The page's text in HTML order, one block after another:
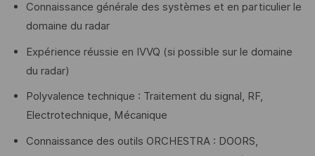
Connaissance générale des systèmes et en particulier le
domaine du radar
Expérience réussie en IVVQ (si possible sur le domaine
du radar)
Polyvalence technique : Traitement du signal, RF,
Electrotechnique, Mécanique
Connaissance des outils ORCHESTRA : DOORS,